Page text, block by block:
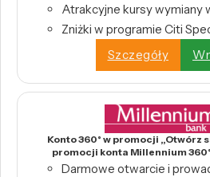
Atrakcyjne kursy wymiany
Zniżki w programie Citi
Szczegóły
Konto 360° w promocji „Otwórz
promocji konta Millennium
Darmowe otwarcie i